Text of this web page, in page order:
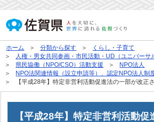
ホーム 分類から探す
くらし・子育て
人権・男女共同参画・市民活動・UD（ユニバーサ
県民協働（NPO/CSO）活動支援
NPO法人
NPO法関連情報（設立申請等）、認定NPO法人制
【平成28年】特定非営利活動促進法の一部が改正
【平成28年】特定非営利活動